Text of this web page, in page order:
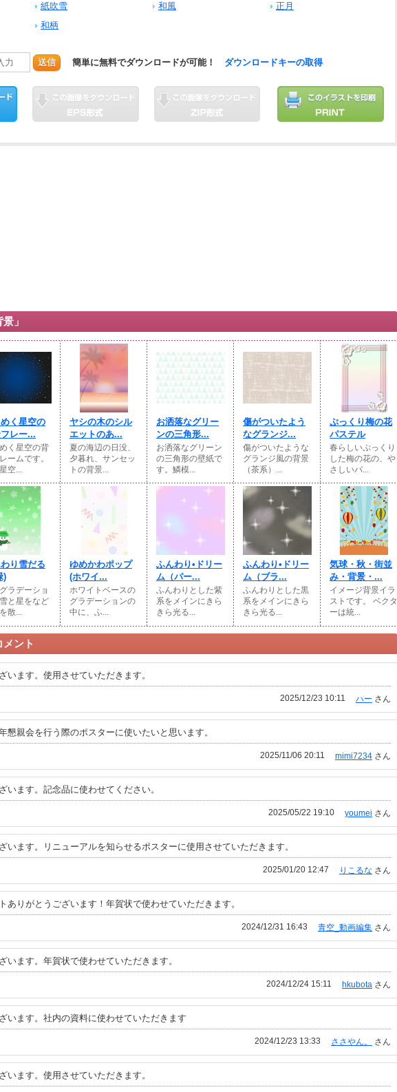
紙吹雪 和風
正月
和柄
送信 簡単に無料でダウンロードが可能！ ダウンロードキーの取得
」
く星空の
レー...
く星空の背
ームです。
空...
ヤシの木のシル
エットのあ...
夏の海辺の日没、
夕暮れ、サンセッ
トの背景...
お洒落なグリー
ンの三角形...
お洒落なグリーン
の三角形の壁紙で
す。鱗模...
傷がついたよう
なグランジ...
傷がついたような
グランジ風の背景
（茶系）...
ぷっくり梅の花
パステル
春らしいぷっくり
した梅の花の、や
さしいパ...
り雪だる
)
ラデーショ
と星をなど
散...
ゆめかわポップ
(⁠ホワイ...
ホワイトベースの
グラデーションの
中に、ふ...
ふんわり•ドリー
ム（パー...
ふんわりとした紫
系をメインにきら
きら光る...
ふんわり•ドリー
ム（ブラ...
ふんわりとした黒
系をメインにきら
きら光る...
気球・秋・街並
み・背景・...
イメージ背景イラ
ストです。 ベクタ
ーは統...
ント
います。使用させていただきます。
ハー さん
2025/12/23 10:11
懇親会を行う際のポスターに使いたいと思います。
mimi7234 さん
2025/11/06 20:11
います。記念品に使わせてください。
youmei さん
2025/05/22 19:10
います。リニューアルを知らせるポスターに使用させていただきます。
りこるな さん
2025/01/20 12:47
ありがとうございます！年賀状で使わせていただきます。
青空_動画編集 さん
2024/12/31 16:43
います。年賀状で使わせていただきます。
hkubota さん
2024/12/24 15:11
います。社内の資料に使わせていただきます
ささやん。 さん
2024/12/23 13:33
います。使用させていただきます。